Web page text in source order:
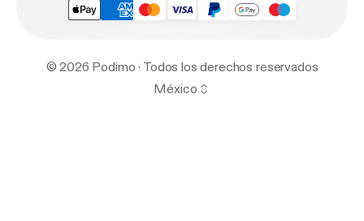
© 2026 Podimo · Todos los derechos reservados
México